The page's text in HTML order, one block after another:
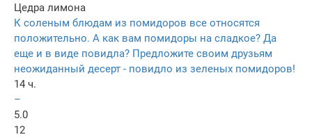
Цедра лимона
К соленым блюдам из помидоров все относятся
положительно. А как вам помидоры на сладкое? Да
еще и в виде повидла? Предложите своим друзьям
неожиданный десерт - повидло из зеленых помидоров!
14 ч.
–
5.0
12